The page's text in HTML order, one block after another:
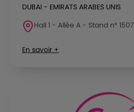
DUBAI - EMIRATS ARABES UNIS
Hall 1 - Allée A - Stand n° 1507
En savoir +